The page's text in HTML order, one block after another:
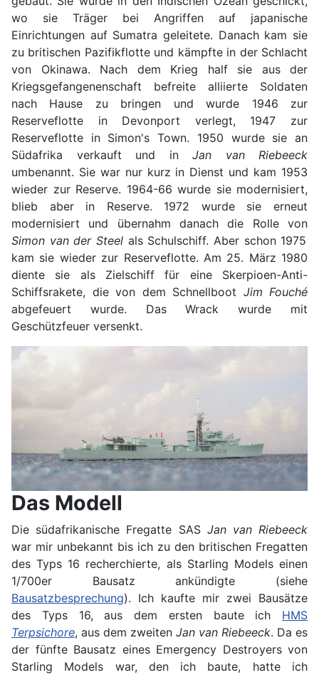
wo sie Träger bei Angriffen auf japanische
Einrichtungen auf Sumatra geleitete. Danach kam sie
zu britischen Pazifikflotte und kämpfte in der Schlacht
von Okinawa. Nach dem Krieg half sie aus der
Kriegsgefangenenschaft befreite alliierte Soldaten
nach Hause zu bringen und wurde 1946 zur
Reserveflotte in Devonport verlegt, 1947 zur
Reserveflotte in Simon's Town. 1950 wurde sie an
Südafrika verkauft und in Jan van Riebeeck
umbenannt. Sie war nur kurz in Dienst und kam 1953
wieder zur Reserve. 1964-66 wurde sie modernisiert,
blieb aber in Reserve. 1972 wurde sie erneut
modernisiert und übernahm danach die Rolle von
Simon van der Steel als Schulschiff. Aber schon 1975
kam sie wieder zur Reserveflotte. Am 25. März 1980
diente sie als Zielschiff für eine Skerpioen-Anti-
Schiffsrakete, die von dem Schnellboot Jim Fouché
abgefeuert wurde. Das Wrack wurde mit
Geschützfeuer versenkt.
Das Modell
Die südafrikanische Fregatte SAS Jan van Riebeeck
war mir unbekannt bis ich zu den britischen Fregatten
des Typs 16 recherchierte, als Starling Models einen
1/700er Bausatz ankündigte (siehe
Bausatzbesprechung). Ich kaufte mir zwei Bausätze
des Typs 16, aus dem ersten baute ich HMS
Terpsichore, aus dem zweiten Jan van Riebeeck. Da es
der fünfte Bausatz eines Emergency Destroyers von
Starling Models war, den ich baute, hatte ich